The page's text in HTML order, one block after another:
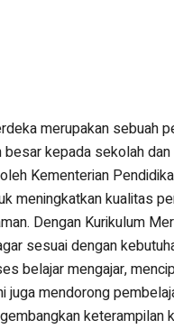
merupakan sebuah
kepada sekolah
Kementerian
meningkatkan kualitas
Dengan Kurikulum
sesuai dengan
belajar mengajar,
juga mendorong
keterampilan